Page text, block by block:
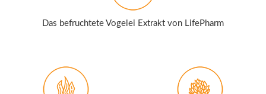
Das befruchtete Vogelei Extrakt von LifePharm